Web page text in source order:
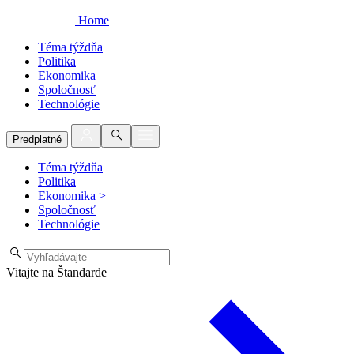
Home
Téma týždňa
Politika
Ekonomika
Spoločnosť
Technológie
Predplatné
Téma týždňa
Politika
Ekonomika >
Spoločnosť
Technológie
Vitajte na Štandarde